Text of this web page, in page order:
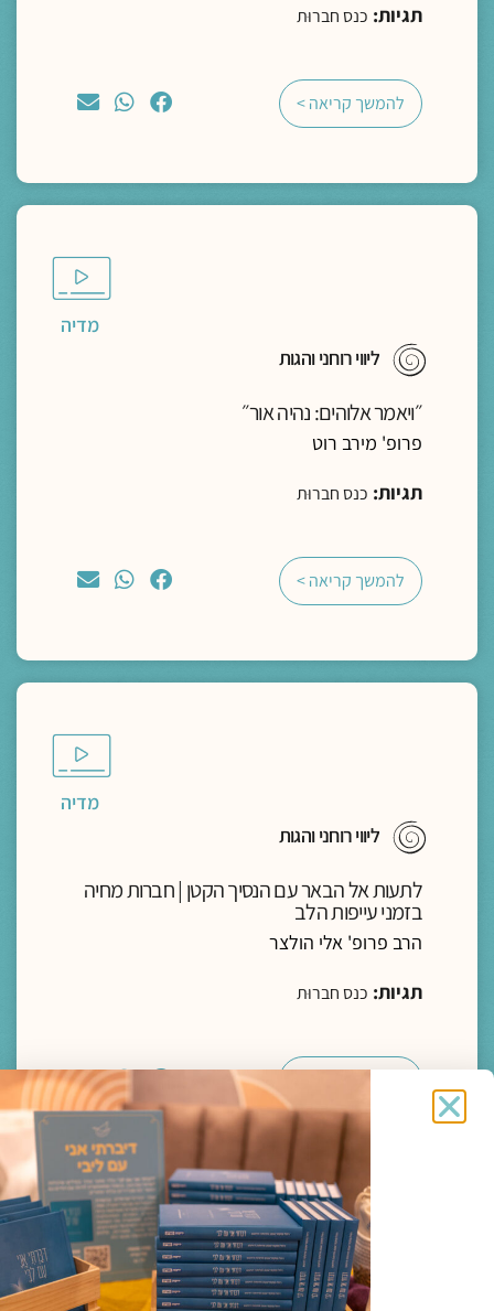
תגיות: כנס חברוּת
להמשך קריאה >
מדיה
ליווי רוחני והגות
״ויאמר אלוהים: נהיה אור״
פרופ' מירב רוט
תגיות: כנס חברוּת
להמשך קריאה >
מדיה
ליווי רוחני והגות
לתעות אל הבאר עם הנסיך הקטן | חברות מחיה
בזמני עייפות הלב
הרב פרופ' אלי הולצר
תגיות: כנס חברוּת
מדיה